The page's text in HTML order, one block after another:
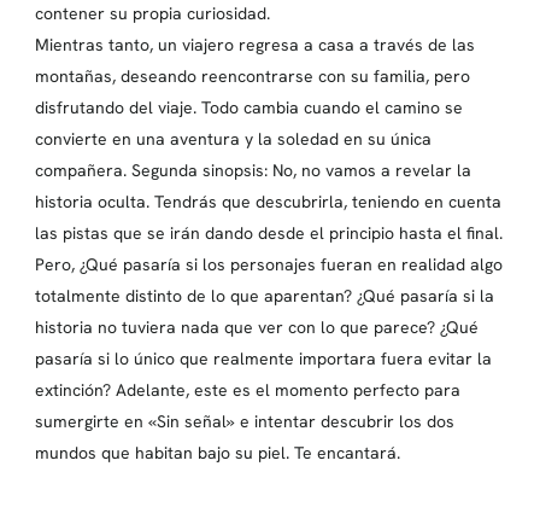
contener su propia curiosidad.
Mientras tanto, un viajero regresa a casa a través de las
montañas, deseando reencontrarse con su familia, pero
disfrutando del viaje. Todo cambia cuando el camino se
convierte en una aventura y la soledad en su única
compañera. Segunda sinopsis: No, no vamos a revelar la
historia oculta. Tendrás que descubrirla, teniendo en cuenta
las pistas que se irán dando desde el principio hasta el final.
Pero, ¿Qué pasaría si los personajes fueran en realidad algo
totalmente distinto de lo que aparentan? ¿Qué pasaría si la
historia no tuviera nada que ver con lo que parece? ¿Qué
pasaría si lo único que realmente importara fuera evitar la
extinción? Adelante, este es el momento perfecto para
sumergirte en «Sin señal» e intentar descubrir los dos
mundos que habitan bajo su piel. Te encantará.